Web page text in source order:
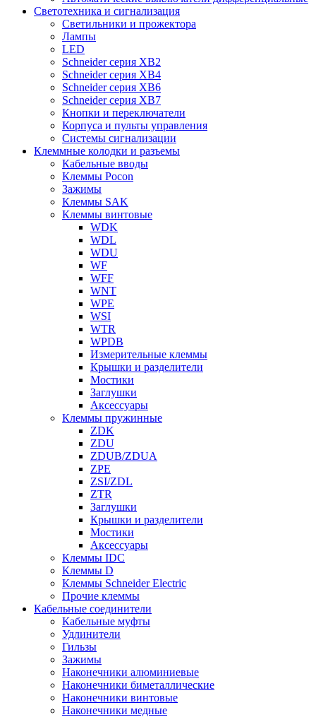
Светотехника и сигнализация
Светильники и прожектора
Лампы
LED
Schneider серия XB2
Schneider серия XB4
Schneider серия XB6
Schneider серия XB7
Кнопки и переключатели
Корпуса и пульты управления
Системы сигнализации
Клеммные колодки и разъемы
Кабельные вводы
Клеммы Pocon
Зажимы
Клеммы SAK
Клеммы винтовые
WDK
WDL
WDU
WF
WFF
WNT
WPE
WSI
WTR
WPDB
Измерительные клеммы
Крышки и разделители
Мостики
Заглушки
Аксессуары
Клеммы пружинные
ZDK
ZDU
ZDUB/ZDUA
ZPE
ZSI/ZDL
ZTR
Заглушки
Крышки и разделители
Мостики
Аксессуары
Клеммы IDC
Клеммы D
Клеммы Schneider Electric
Прочие клеммы
Кабельные соединители
Кабельные муфты
Удлинители
Гильзы
Зажимы
Наконечники алюминиевые
Наконечники биметаллические
Наконечники винтовые
Наконечники медные